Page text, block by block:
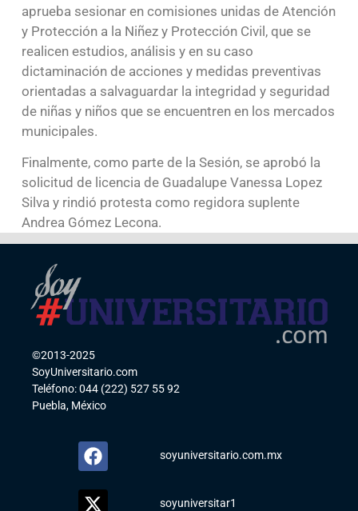
aprueba sesionar en comisiones unidas de Atención
y Protección a la Niñez y Protección Civil, que se
realicen estudios, análisis y en su caso
dictaminación de acciones y medidas preventivas
orientadas a salvaguardar la integridad y seguridad
de niñas y niños que se encuentren en los mercados
municipales.
Finalmente, como parte de la Sesión, se aprobó la
solicitud de licencia de Guadalupe Vanessa Lopez
Silva y rindió protesta como regidora suplente
Andrea Gómez Lecona.
©2013-2025
SoyUniversitario.com
Teléfono: 044 (222) 527 55 92
Puebla, México
soyuniversitario.com.mx
soyuniversitar1